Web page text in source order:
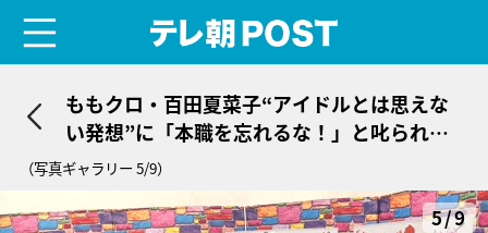
ももクロ・百田夏菜子“アイドルとは思えな
い発想”に「本職を忘れるな！」と叱られ
る!?
（写真ギャラリー 5/9）
5/9